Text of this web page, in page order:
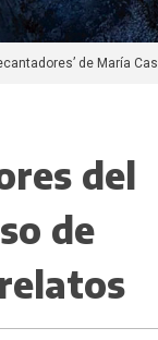
de María
del
de